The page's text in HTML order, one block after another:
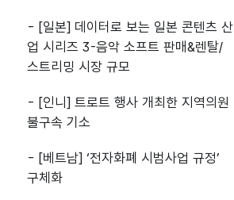
- [일본] 데이터로 보는 일본 콘텐츠 산
업 시리즈 3-음악 소프트 판매&렌탈/
스트리밍 시장 규모
- [인니] 트로트 행사 개최한 지역의원
불구속 기소
- [베트남] ‘전자화폐 시범사업 규정’
구체화